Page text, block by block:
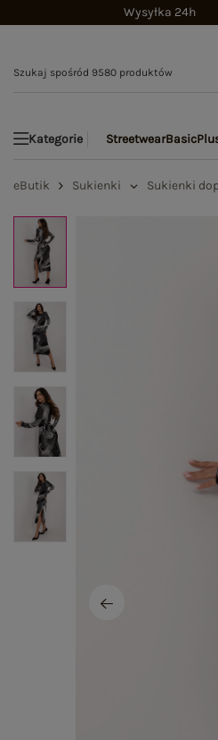
Wysyłka 24h
Kategorie StreetwearBasic
eButik Sukienki Sukienki